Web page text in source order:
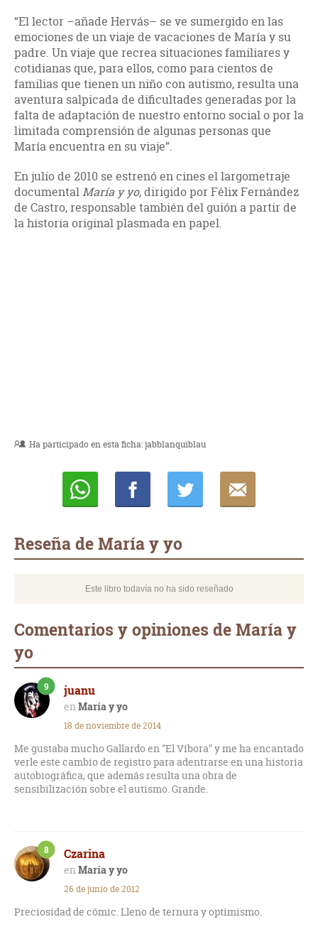
“El lector –añade Hervás– se ve sumergido en las
emociones de un viaje de vacaciones de María y su
padre. Un viaje que recrea situaciones familiares y
cotidianas que, para ellos, como para cientos de
familias que tienen un niño con autismo, resulta una
aventura salpicada de dificultades generadas por la
falta de adaptación de nuestro entorno social o por la
limitada comprensión de algunas personas que
María encuentra en su viaje”.
En julio de 2010 se estrenó en cines el largometraje
documentalMaría y yo, dirigido por Félix Fernández
de Castro, responsable también del guión a partir de
la historia original plasmada en papel.
Ha participado en esta ficha:jabblanquiblau
Reseña de María y yo
Este libro todavía no ha sido reseñado
Comentarios y opiniones de María y
yo
juanu
María y yo
9
18 de noviembre de 2014
Me gustaba mucho Gallardo en "El Víbora" y me ha encantado
verle este cambio de registro para adentrarse en una historia
autobiográfica, que además resulta una obra de
sensibilización sobre el autismo. Grande.
Czarina
María y yo
8
26 de junio de 2012
Preciosidad de cómic. Lleno de ternura y optimismo.